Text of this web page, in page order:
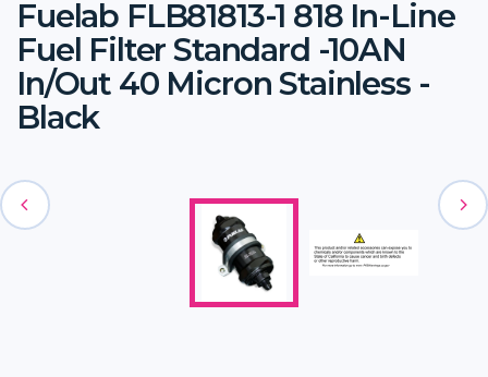
Fuelab FLB81813-1 818 In-Line
Fuel Filter Standard -10AN
In/Out 40 Micron Stainless -
Black